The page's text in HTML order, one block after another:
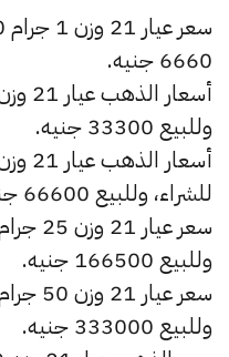
6660 جنيه.
وللبيع 33300 جنيه.
للشراء، وللبيع 66600 جنيه.
وللبيع 166500 جنيه.
وللبيع 333000 جنيه.